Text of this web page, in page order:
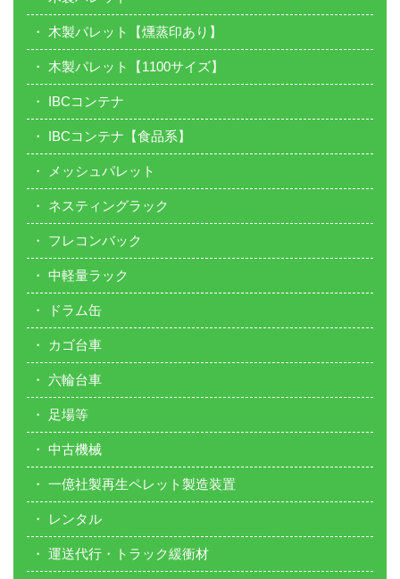
木製パレット【燻蒸印あり】
木製パレット【1100サイズ】
IBCコンテナ
IBCコンテナ【食品系】
メッシュパレット
ネスティングラック
フレコンバック
中軽量ラック
ドラム缶
カゴ台車
六輪台車
足場等
中古機械
一億社製再生ペレット製造装置
レンタル
運送代行・トラック緩衝材